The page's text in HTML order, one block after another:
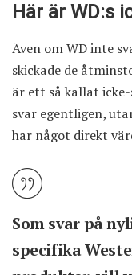
Här är WD:s
Även om WD inte
skickade de
är ett så kallat
svar egentligen,
har något direkt
Som svar på
specifika